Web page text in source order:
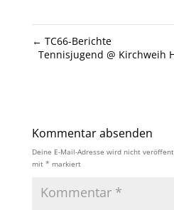
← TC66-Berichte
Tennisjugend @ Kirchweih
Kommentar absenden
Deine E-Mail-Adresse wird nicht
mit * markiert